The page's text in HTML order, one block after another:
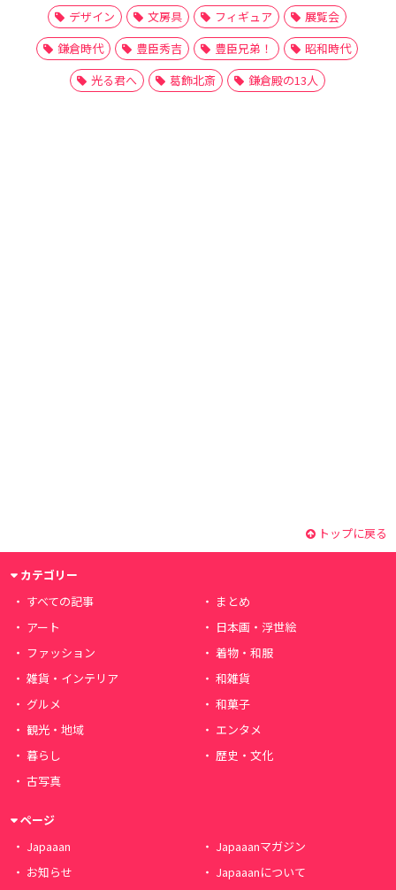
デザイン
文房具 フィギュア
展覧会
鎌倉時代
豊臣秀吉 豊臣兄弟！
昭和時代
光る君へ
葛飾北斎 鎌倉殿の13人
トップに戻る
カテゴリー
すべての記事
まとめ
アート
日本画・浮世絵
ファッション
着物・和服
雑貨・インテリア
和雑貨
グルメ
和菓子
観光・地域
エンタメ
暮らし
歴史・文化
古写真
ページ
Japaaan
Japaaanマガジン
お知らせ
Japaaanについて